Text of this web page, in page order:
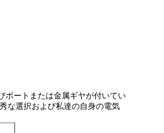
ボートまたは金属ギヤが付いてい
な選択および私達の自身の電気